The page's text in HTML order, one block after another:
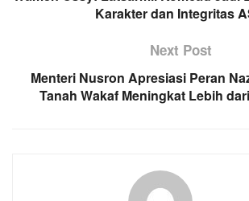
Karakter dan Integritas
Next Post
Menteri Nusron Apresiasi Peran
Tanah Wakaf Meningkat Lebih